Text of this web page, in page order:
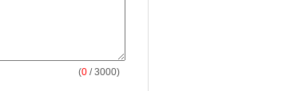
(0 / 3000)